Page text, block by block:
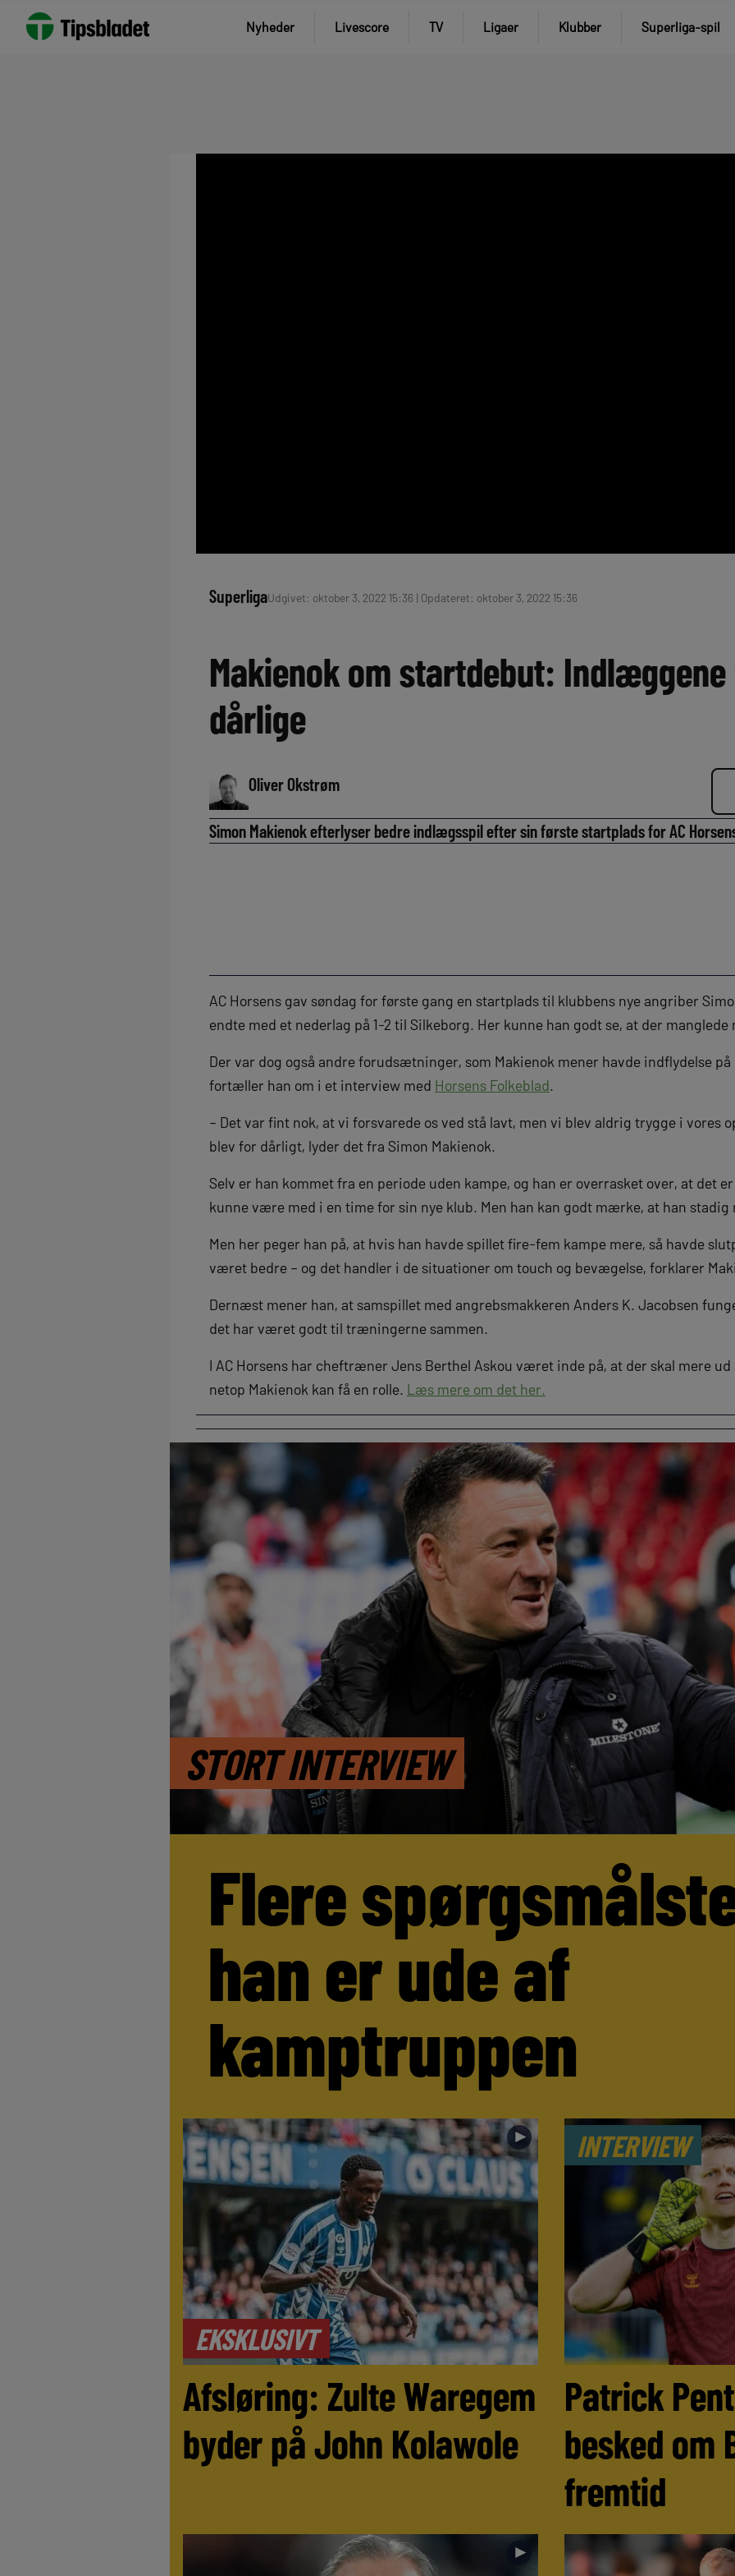
Nyheder Livescore TV Ligaer Klubber Superliga-spil
SuperligaUdgivet: oktober 3, 2022 15:36 | Opdateret: oktober 3, 2022 15:36
Makienok om startdebut:
dårlige
Oliver Okstrøm
Simon Makienok efterlyser bedre indlægsspil efter sin første startplads for AC
AC Horsens gav søndag for første gang en startplads til klubbens nye angriber
endte med et nederlag på 1-2 til Silkeborg. Her kunne han godt se, at der manglede
Der var dog også andre forudsætninger, som Makienok mener havde indflydelse
fortæller han om i et interview med Horsens Folkeblad.
– Det var fint nok, at vi forsvarede os ved stå lavt, men vi blev aldrig trygge i vores
blev for dårligt, lyder det fra Simon Makienok.
Selv er han kommet fra en periode uden kampe, og han er overrasket over, at det
kunne være med i en time for sin nye klub. Men han kan godt mærke, at han
Men her peger han på, at hvis han havde spillet fire-fem kampe mere, så havde
været bedre – og det handler i de situationer om touch og bevægelse, forklarer
Dernæst mener han, at samspillet med angrebsmakkeren Anders K. Jacobsen
det har været godt til træningerne sammen.
I AC Horsens har cheftræner Jens Berthel Askou været inde på, at der skal mere
netop Makienok kan få en rolle. Læs mere om det her.
STORT INTERVIEW
Flere
han er ude af
kamptruppen
EKSKLUSIVT
►
Afsløring: Zulte Waregem
byder på John Kolawole
INTERVIEW
Patrick
besked om
fremtid
►